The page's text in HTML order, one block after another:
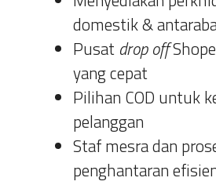
domestik &
Pusat drop off
yang cepat
Pilihan COD untuk
pelanggan
Staf mesra dan
penghantaran